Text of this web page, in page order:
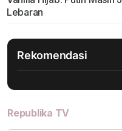
Lebaran
Rekomendasi
Republika TV